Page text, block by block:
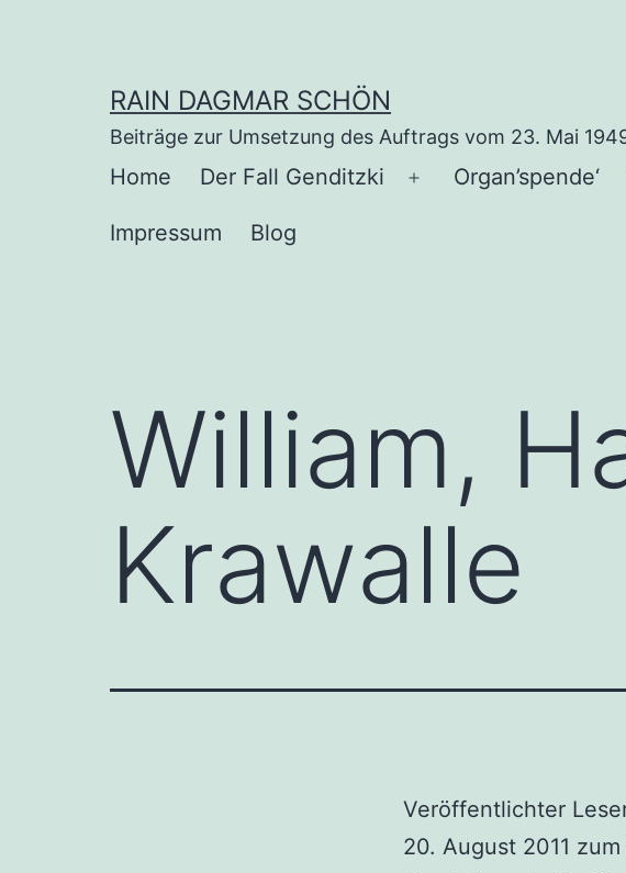
RAIN DAGMAR SCHÖN
Beiträge zur Umsetzung des Auftrags vom 23. Mai
Home Der Fall Genditzki
MenüOrgan’spende‘
Impressum Blog
William,
Krawalle
Veröffentlichter
20. August 2011